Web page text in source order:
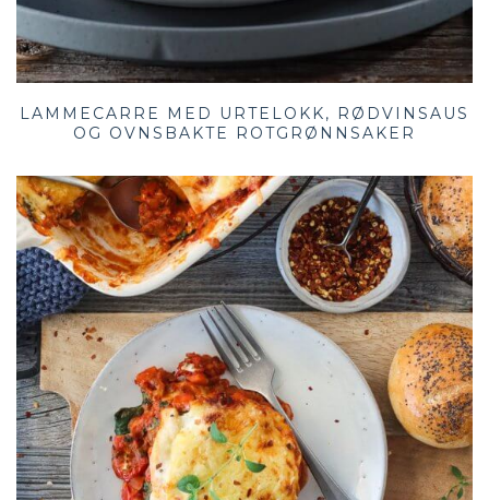
LAMMECARRE MED URTELOKK, RØDVINSAUS
OG OVNSBAKTE ROTGRØNNSAKER